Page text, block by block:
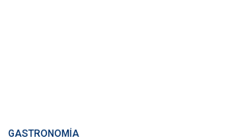
GASTRONOMÍA